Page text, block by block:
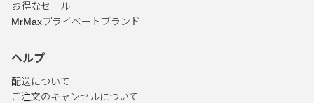
お得なセール
MrMaxプライベートブランド
ヘルプ
配送について
ご注文のキャンセルについて